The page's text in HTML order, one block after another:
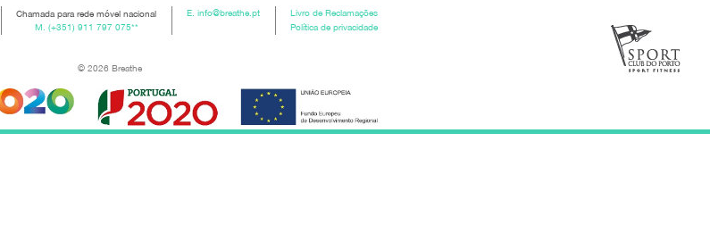
Chamada para rede móvel nacional
M. (+351) 911 797 075**
E.info@breathe.pt
Livro de Reclamações
Política de privacidade
© 2026 Breathe